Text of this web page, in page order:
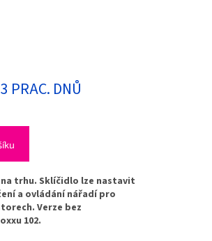
PRAC. DNŮ
trhu. Sklíčidlo lze nastavit
a ovládání nářadí pro
Verze bez
102.